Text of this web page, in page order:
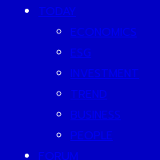
TODAY
ECONOMICS
ESG
INVESTMENT
TREND
BUSINESS
PEOPLE
FORUM